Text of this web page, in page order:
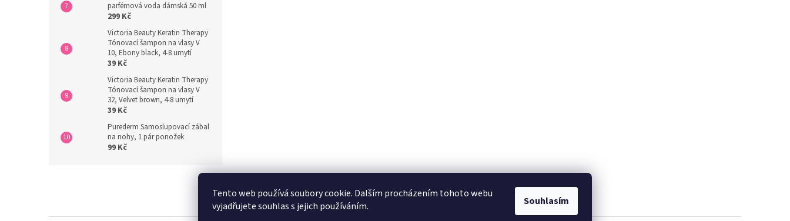
Tento web používá soubory cookie. Dalším procházením tohoto webu
vyjadřujete souhlas s jejich používáním.
Souhlasím
parfémová voda dámská 50 ml
299 Kč
Victoria Beauty Keratin Therapy
Tónovací šampon na vlasy V
10, Ebony black, 4-8 umytí
39 Kč
Victoria Beauty Keratin Therapy
Tónovací šampon na vlasy V
32, Velvet brown, 4-8 umytí
39 Kč
Purederm Samoslupovací zábal
na nohy, 1 pár ponožek
99 Kč
Zboží.cz Heureka.cz